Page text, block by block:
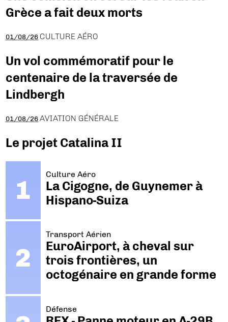
Grèce a fait deux morts
01/08/26 CULTURE AÉRO
Un vol commémoratif pour le
centenaire de la traversée de
Lindbergh
01/08/26 AVIATION GÉNÉRALE
Le projet Catalina II
Culture Aéro
La Cigogne, de Guynemer à
Hispano-Suiza
Transport Aérien
EuroAirport, à cheval sur
trois frontières, un
octogénaire en grande forme
Défense